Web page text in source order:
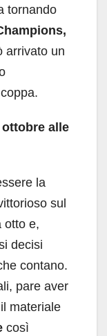
tornando
arrivato un
ottobre alle
la
sul
otto e,
decisi
contano.
pare aver
materiale
così